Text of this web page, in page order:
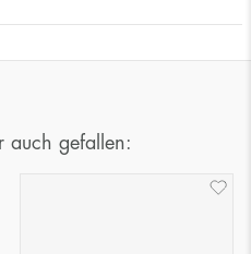
auch gefallen: